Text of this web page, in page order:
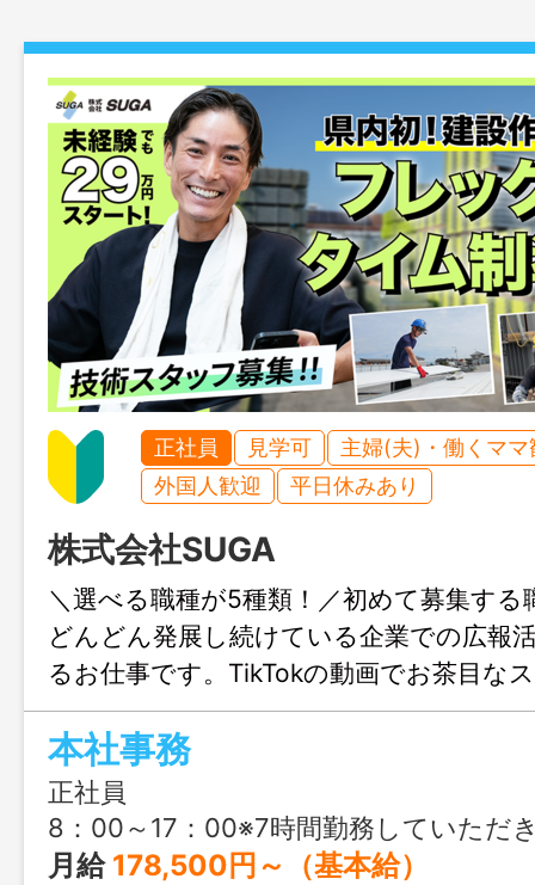
正社員 見学可
主婦(夫)・働くママ
外国人歓迎
平日休みあり
株式会社SUGA
＼選べる職種が5種類！／初めて募集する
どんどん発展し続けている企業での広報
るお仕事です。TikTokの動画でお茶目な
覗いてみませんか？
本社事務
正社員
8：00～17：00※7時間勤務していただ
月給 178,500円～（基本給）